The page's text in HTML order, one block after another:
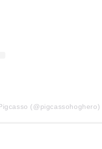
(@pigcassohoghero)